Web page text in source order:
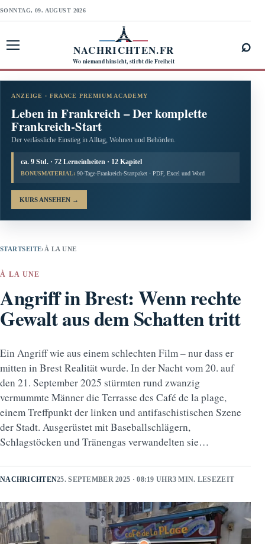
SONNTAG, 09. AUGUST 2026
NACHRICHTEN.FR
Wo niemand hinsieht, stirbt die Freiheit
⌕
ANZEIGE · FRANCE PREMIUM ACADEMY
Leben in Frankreich – Der komplette
Frankreich-Start
Der verlässliche Einstieg in Alltag, Wohnen und Behörden.
ca. 9 Std. · 72 Lerneinheiten · 12 Kapitel
BONUSMATERIAL: 90-Tage-Frankreich-Startpaket · PDF, Excel und Word
KURS ANSEHEN →
STARTSEITE› À LA UNE
À LA UNE
Angriff in Brest: Wenn rechte
Gewalt aus dem Schatten tritt
Ein Angriff wie aus einem schlechten Film – nur dass er
mitten in Brest Realität wurde. In der Nacht vom 20. auf
den 21. September 2025 stürmten rund zwanzig
vermummte Männer die Terrasse des Café de la plage,
einem Treffpunkt der linken und antifaschistischen Szene
der Stadt. Ausgerüstet mit Baseballschlägern,
Schlagstöcken und Tränengas verwandelten sie…
NACHRICHTEN25. SEPTEMBER 2025 · 08:19 UHR3 MIN. LESEZEIT